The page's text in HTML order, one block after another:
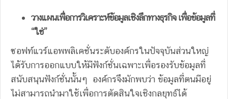
วางแผนเพื่อการวิเคราะห์ข้อมูลเชิงลึกทางธุรกิจ เพื่อข้อมูลที่
“ใช่”
ซอฟท์แวร์แอพพลิเคชั่นระดับองค์กรในปัจจุบันส่วนใหญ่
ได้รับการออกแบบให้มีฟังก์ชั่นเฉพาะเพื่อรองรับข้อมูลที่
สนับสนุนฟังก์ชั่นนั้นๆ องค์กรจึงมักพบว่า ข้อมูลที่ตนมีอยู่
ไม่สามารถนำมาใช้เพื่อการตัดสินใจเชิงกลยุทธ์ได้